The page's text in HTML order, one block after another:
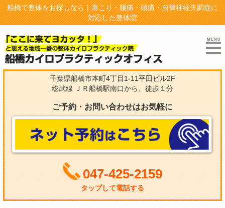
船橋で整体をお探しなら｜肩こり・腰痛・頭痛・自律神経失調症に
対応した整体院
千葉県船橋市本町4丁目1-11平田ビル2F
総武線 ＪＲ船橋駅南口から、徒歩１分
ご予約・お問い合わせはお気軽に
047-425-2159
タップして電話する